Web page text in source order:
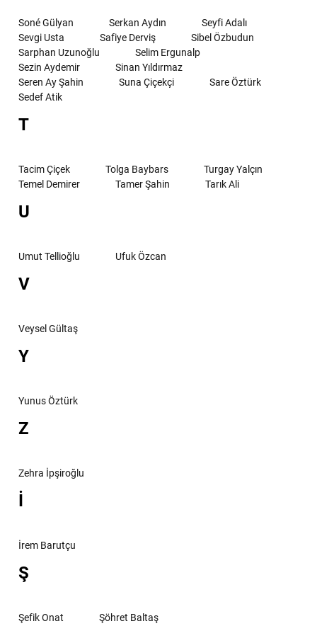
Soné Gülyan Serkan Aydın
Seyfi Adalı
Sevgi Usta
Safiye Derviş
Sibel Özbudun
Sarphan Uzunoğlu
Selim Ergunalp
Sezin Aydemir
Sinan Yıldırmaz
Seren Ay Şahin
Suna Çiçekçi
Sare Öztürk
Sedef Atik
T
Tacim Çiçek Tolga Baybars
Turgay Yalçın
Temel Demirer
Tamer Şahin Tarık Ali
U
Umut Tellioğlu Ufuk Özcan
V
Veysel Gültaş
Y
Yunus Öztürk
Z
Zehra İpşiroğlu
İ
İrem Barutçu
Ş
Şefik Onat Şöhret Baltaş